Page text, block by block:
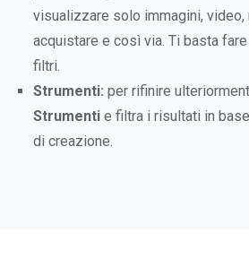
visualizzare solo immagini, video,
acquistare e così via. Ti basta
filtri.
Strumenti: per rifinire
Strumenti e filtra i risultati in
di creazione.